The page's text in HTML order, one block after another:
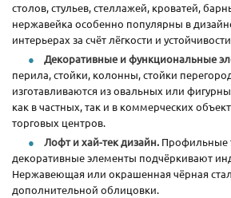
столов, стульев, стеллажей, кроватей,
нержавейка особенно популярны в
интерьерах за счёт лёгкости и
Декоративные и функциональные
перила, стойки, колонны, стойки
изготавливаются из овальных или
как в частных, так и в коммерческих
торговых центров.
Лофт и хай-тек дизайн. Профильные
декоративные элементы подчёркивают
Нержавеющая или окрашенная чёрная
дополнительной облицовки.